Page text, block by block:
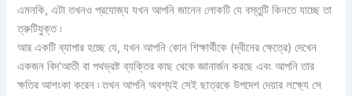
এমনকি, এটা তখনও প্রযোজ্য যখন আপনি জানেন লোকটি যে বস্তুটি কিনতে যাচ্ছে তা
ত্রুটিযুক্ত ৷
আর একটি ব্যাপার হচ্ছে যে, যখন আপনি কোন শিক্ষার্থীকে (দ্বীনের ক্ষেত্রে) দেখেন
একজন বিদ‘আতী বা পথভ্রষ্ট ব্যক্তির কাছ থেকে জ্ঞানার্জন করছে এবং আপনি তার
ক্ষতির আশংকা করেন ৷ তখন আপনি অবশ্যই সেই ছাত্রকে উপদেশ দেয়ার লক্ষ্যে সে